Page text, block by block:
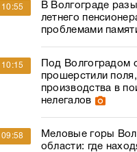
10:55
В Волгограде
летнего
проблемами
10:15
Под Волгоградом
прошерстили
производства в
нелегалов
09:58
Меловые горы
области: где